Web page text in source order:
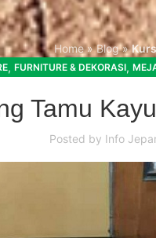
Home»Blog»
, FURNITURE & DEKORASI,
Tamu
Posted by Info